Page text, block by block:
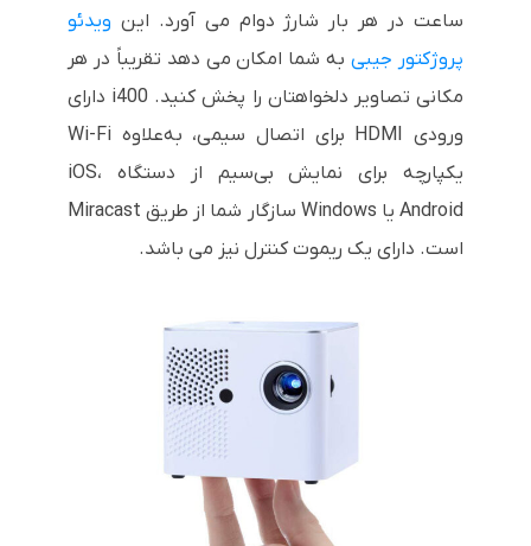
ساعت در هر بار شارژ دوام می آورد. این ویدئو
پروژکتور جیبیبه شما امکان می دهد تقریباً در هر
مکانی تصاویر دلخواهتان را پخش کنید. i400 دارای
ورودی HDMI برای اتصال سیمی، به‌علاوه Wi-Fi
یکپارچه برای نمایش بی‌سیم از دستگاه iOS،
Android یا Windows سازگار شما از طریق Miracast
است. دارای یک ریموت کنترل نیز می باشد.